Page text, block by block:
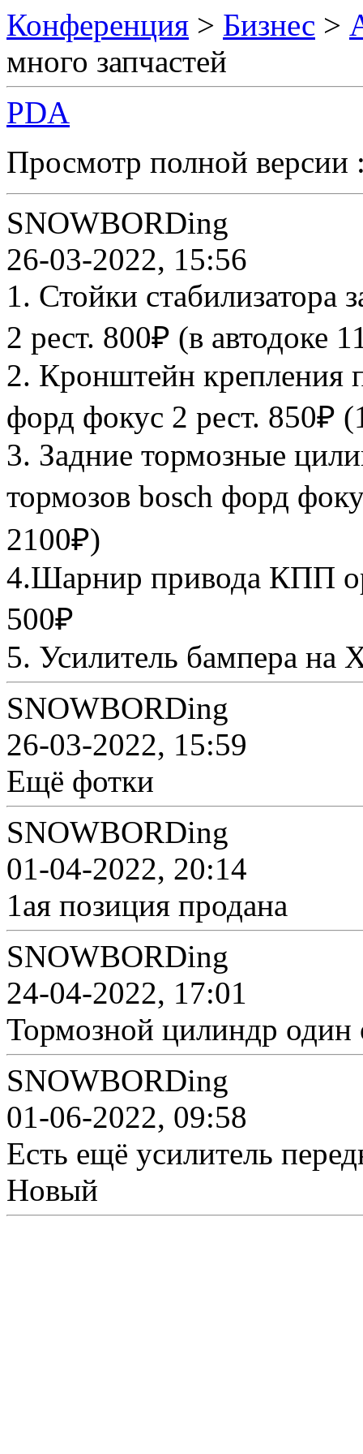
Конференция > Бизнес >
много запчастей
PDA
Просмотр полной
SNOWBORDing
26-03-2022, 15:56
1. Стойки стабилизатора
2 рест. 800₽ (в автодоке
2. Кронштейн крепления
форд фокус 2 рест. 850₽
3. Задние тормозные
тормозов bosch форд
2100₽)
4.Шарнир привода КПП
500₽
5. Усилитель бампера на
SNOWBORDing
26-03-2022, 15:59
Ещё фотки
SNOWBORDing
01-04-2022, 20:14
1ая позиция продана
SNOWBORDing
24-04-2022, 17:01
Тормозной цилиндр один
SNOWBORDing
01-06-2022, 09:58
Есть ещё усилитель
Новый